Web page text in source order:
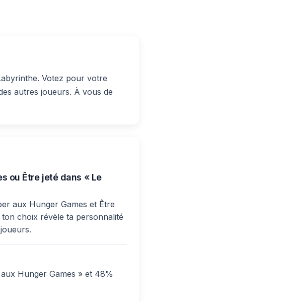
Votez pour votre
autres joueurs. À vous de
ou Être jeté dans « Le
aux Hunger Games et Être
choix révèle ta personnalité
Hunger Games » et 48%